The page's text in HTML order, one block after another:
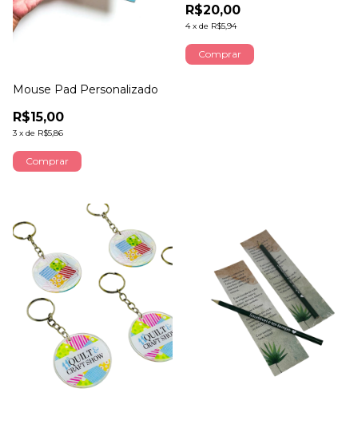
Mouse Pad Personalizado
R$15,00
3 x de R$5,86
R$20,00
4 x de R$5,94
Comprar